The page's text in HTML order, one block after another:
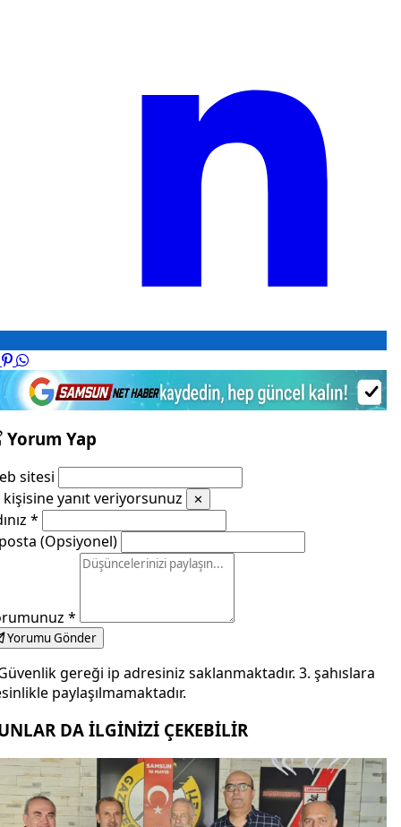
Yorum Yap
sitesi
kişisine yanıt veriyorsunuz
✕
*
(Opsiyonel)
*
Yorumu Gönder
gereği ip adresiniz saklanmaktadır. 3. şahıslara
paylaşılmamaktadır.
DA İLGİNİZİ ÇEKEBİLİR